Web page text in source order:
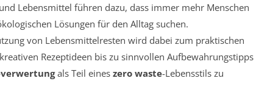
Lebensmittel führen dazu, dass immer mehr Menschen
Lösungen für den Alltag suchen.
von Lebensmittelresten wird dabei zum praktischen
Rezeptideen bis zu sinnvollen Aufbewahrungstipps
als Teil eines zero waste-Lebensstils zu